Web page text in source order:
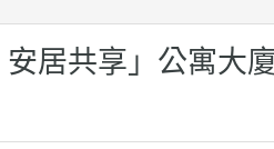
居共享」公寓大